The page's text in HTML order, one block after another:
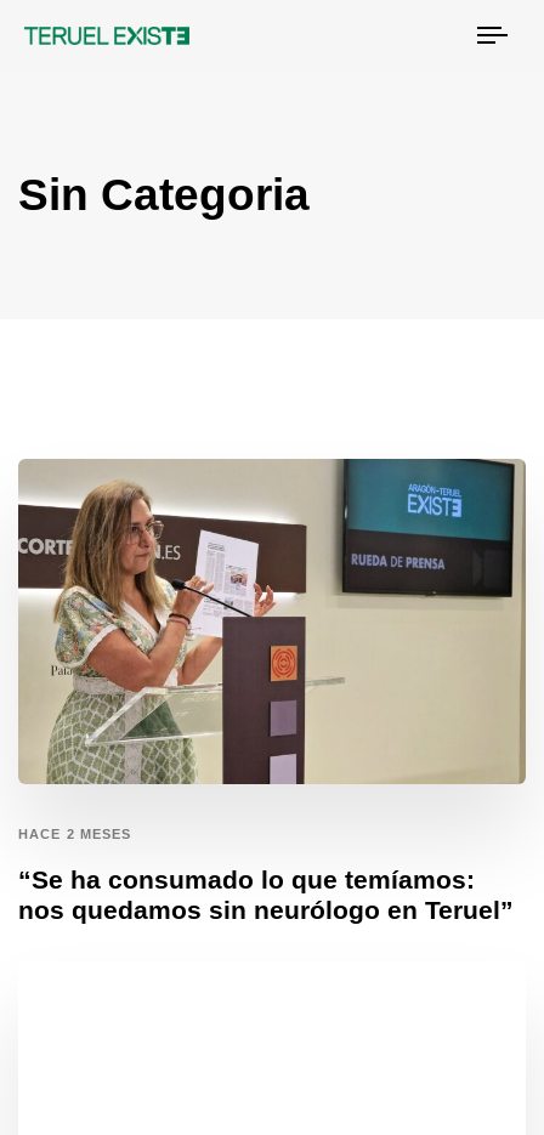
Sin Categoria
HACE 2 MESES
“Se ha consumado lo que temíamos:
nos quedamos sin neurólogo en Teruel”